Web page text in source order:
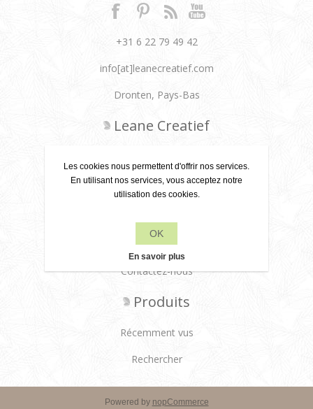
+31 6 22 79 49 42
info[at]leanecreatief.com
Dronten, Pays-Bas
Leane Creatief
À propos de nous
Service client
Contactez-nous
Produits
Récemment vus
Rechercher
Powered by nopCommerce
Les cookies nous permettent d'offrir nos services.
En utilisant nos services, vous acceptez notre
utilisation des cookies.
OK
En savoir plus